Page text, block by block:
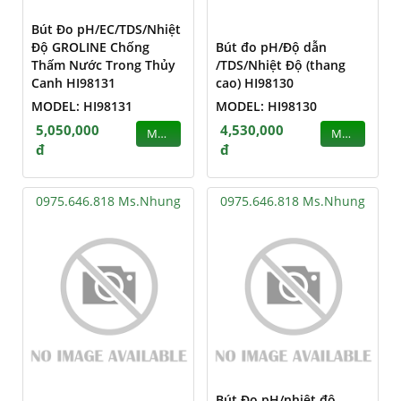
Bút Đo pH/EC/TDS/Nhiệt
Độ GROLINE Chống
Thấm Nước Trong Thủy
Canh HI98131
MODEL: HI98131
5,050,000
đ
MUA
Bút đo pH/Độ dẫn
/TDS/Nhiệt Độ (thang
cao) HI98130
MODEL: HI98130
4,530,000
đ
MUA
0975.646.818 Ms.Nhung 0975.646.818 Ms.Nhung